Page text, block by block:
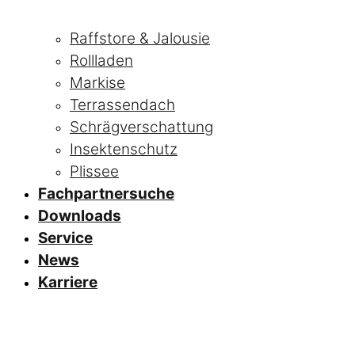
Raffstore & Jalousie
Rollladen
Markise
Terrassendach
Schrägverschattung
Insektenschutz
Plissee
Fachpartnersuche
Downloads
Service
News
Karriere